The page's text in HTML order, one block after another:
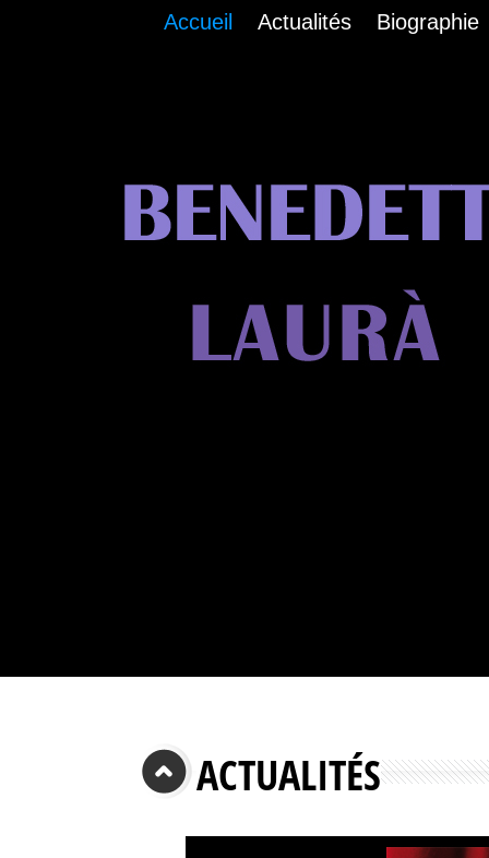
Accueil Actualités Biographie
ACTUALITÉS